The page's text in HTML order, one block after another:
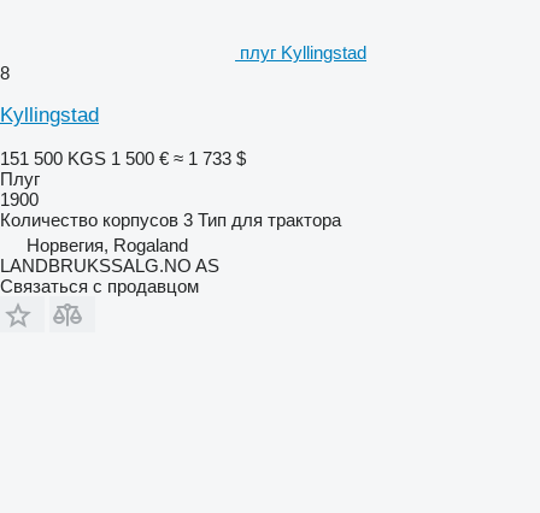
плуг Kyllingstad
8
Kyllingstad
151 500 KGS 1 500 € ≈ 1 733 $
Плуг
1900
Количество корпусов 3 Тип для трактора
Норвегия, Rogaland
LANDBRUKSSALG.NO AS
Связаться с продавцом